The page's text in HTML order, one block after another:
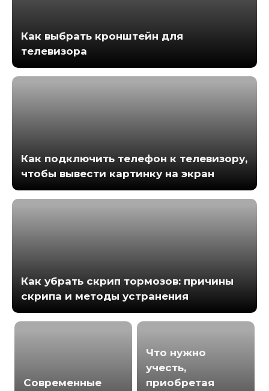
Как выбрать кронштейн для
телевизора
Как подключить телефон к телевизору,
чтобы вывести картинку на экран
Как убрать скрип тормозов: причины
скрипа и методы устранения
Современные
Что нужно
учесть,
приобретая